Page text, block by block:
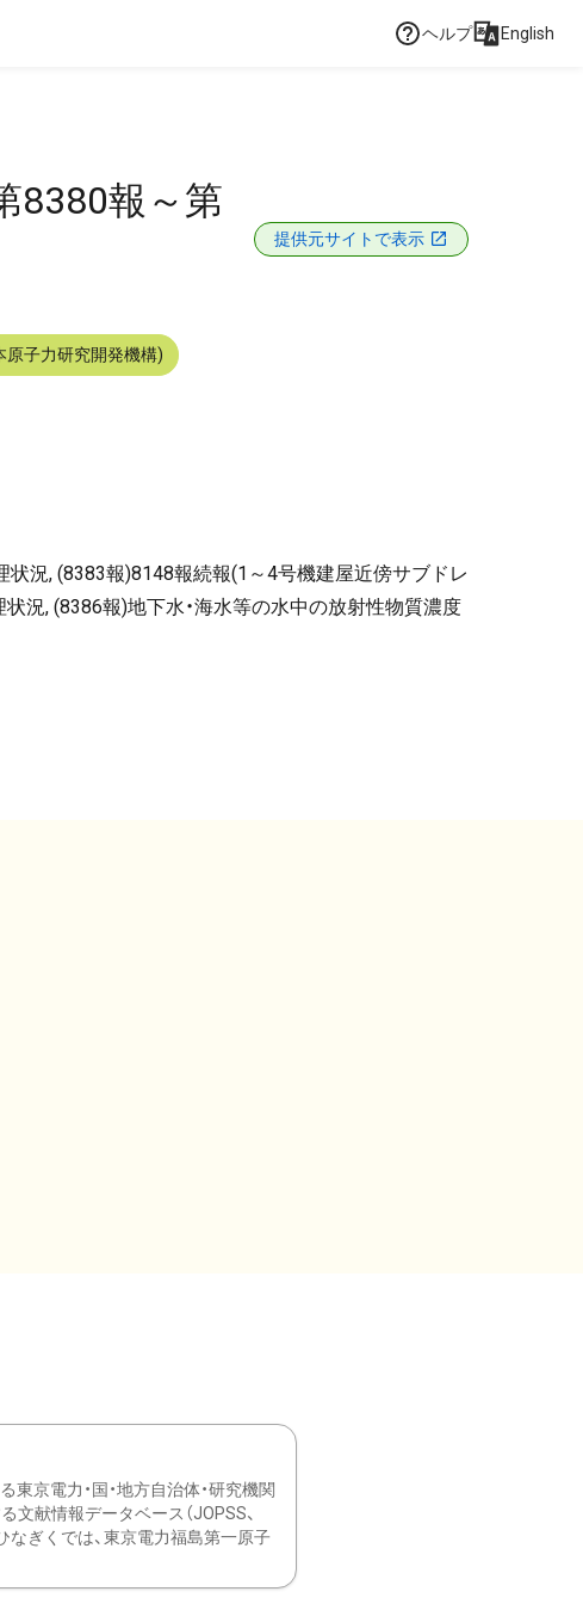
ヘルプ English
8380報～第
提供元サイトで表示
原子力研究開発機構)
況, (8383報)8148報続報(1～4号機建屋近傍サブドレ
況, (8386報)地下水・海水等の水中の放射性物質濃度
京電力・国・地方自治体・研究機関
献情報データベース（JOPSS、
なぎくでは、東京電力福島第一原子